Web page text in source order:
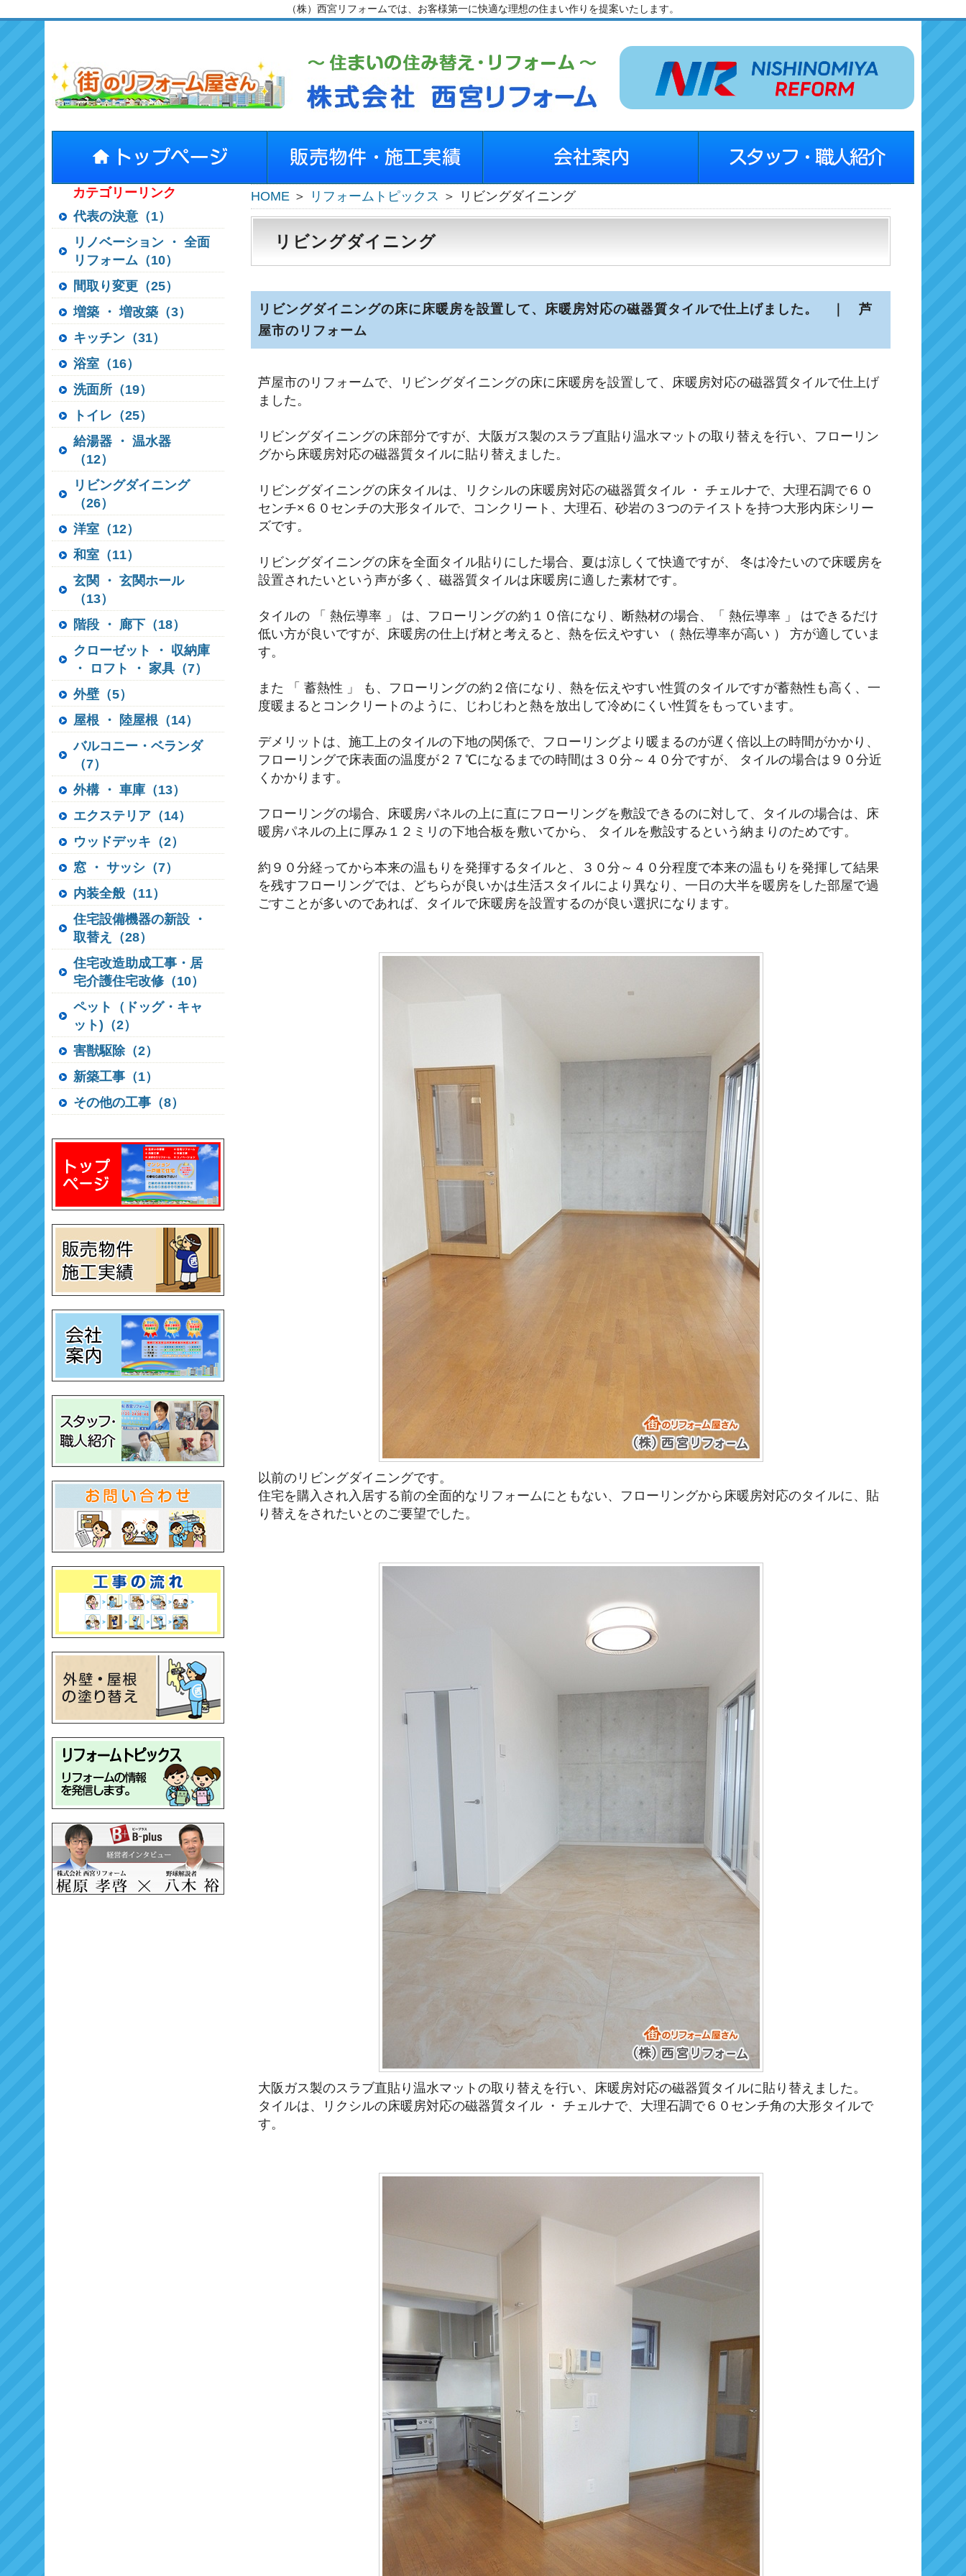
（株）西宮リフォームでは、お客様第一に快適な理想の住まい作りを提案いたします。
HOME ＞ リフォームトピックス ＞ リビングダイニング
リビングダイニング
リビングダイニングの床に床暖房を設置して、床暖房対応の磁器質タイルで仕上げました。 ｜ 芦
屋市のリフォーム
芦屋市のリフォームで、リビングダイニングの床に床暖房を設置して、床暖房対応の磁器質タイルで仕上げ
ました。
リビングダイニングの床部分ですが、大阪ガス製のスラブ直貼り温水マットの取り替えを行い、フローリン
グから床暖房対応の磁器質タイルに貼り替えました。
リビングダイニングの床タイルは、リクシルの床暖房対応の磁器質タイル ・ チェルナで、大理石調で６０
センチ×６０センチの大形タイルで、コンクリート、大理石、砂岩の３つのテイストを持つ大形内床シリー
ズです。
リビングダイニングの床を全面タイル貼りにした場合、夏は涼しくて快適ですが、 冬は冷たいので床暖房を
設置されたいという声が多く、磁器質タイルは床暖房に適した素材です。
タイルの 「 熱伝導率 」 は、フローリングの約１０倍になり、断熱材の場合、「 熱伝導率 」 はできるだけ
低い方が良いですが、床暖房の仕上げ材と考えると、熱を伝えやすい （ 熱伝導率が高い ） 方が適していま
す。
また 「 蓄熱性 」 も、フローリングの約２倍になり、熱を伝えやすい性質のタイルですが蓄熱性も高く、一
度暖まるとコンクリートのように、じわじわと熱を放出して冷めにくい性質をもっています。
デメリットは、施工上のタイルの下地の関係で、フローリングより暖まるのが遅く倍以上の時間がかかり、
フローリングで床表面の温度が２７℃になるまでの時間は３０分～４０分ですが、 タイルの場合は９０分近
くかかります。
フローリングの場合、床暖房パネルの上に直にフローリングを敷設できるのに対して、タイルの場合は、床
暖房パネルの上に厚み１２ミリの下地合板を敷いてから、 タイルを敷設するという納まりのためです。
約９０分経ってから本来の温もりを発揮するタイルと、３０分～４０分程度で本来の温もりを発揮して結果
を残すフローリングでは、どちらが良いかは生活スタイルにより異なり、一日の大半を暖房をした部屋で過
ごすことが多いのであれば、タイルで床暖房を設置するのが良い選択になります。
以前のリビングダイニングです。
住宅を購入され入居する前の全面的なリフォームにともない、フローリングから床暖房対応のタイルに、貼
り替えをされたいとのご要望でした。
大阪ガス製のスラブ直貼り温水マットの取り替えを行い、床暖房対応の磁器質タイルに貼り替えました。
タイルは、リクシルの床暖房対応の磁器質タイル ・ チェルナで、大理石調で６０センチ角の大形タイルで
す。
カテゴリーリンク
代表の決意（1）
リノベーション ・ 全面
リフォーム（10）
間取り変更（25）
増築 ・ 増改築（3）
キッチン（31）
浴室（16）
洗面所（19）
トイレ（25）
給湯器 ・ 温水器
（12）
リビングダイニング
（26）
洋室（12）
和室（11）
玄関 ・ 玄関ホール
（13）
階段 ・ 廊下（18）
クローゼット ・ 収納庫
・ ロフト ・ 家具（7）
外壁（5）
屋根 ・ 陸屋根（14）
バルコニー・ベランダ
（7）
外構 ・ 車庫（13）
エクステリア（14）
ウッドデッキ（2）
窓 ・ サッシ（7）
内装全般（11）
住宅設備機器の新設 ・
取替え（28）
住宅改造助成工事・居
宅介護住宅改修（10）
ペット（ドッグ・キャ
ット)（2）
害獣駆除（2）
新築工事（1）
その他の工事（8）